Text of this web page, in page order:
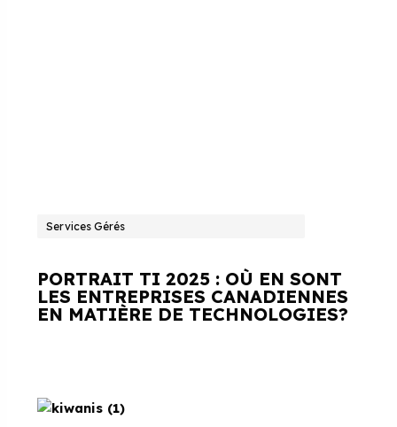
Services Gérés
PORTRAIT TI 2025 : OÙ EN SONT
LES ENTREPRISES CANADIENNES
EN MATIÈRE DE TECHNOLOGIES?